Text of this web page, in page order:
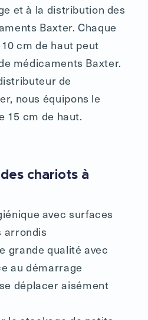
et à la distribution des
Baxter. Chaque
cm de haut peut
médicaments Baxter.
de
nous équipons le
15 cm de haut.
chariots à
avec surfaces
arrondis
grande qualité avec
au démarrage
déplacer aisément